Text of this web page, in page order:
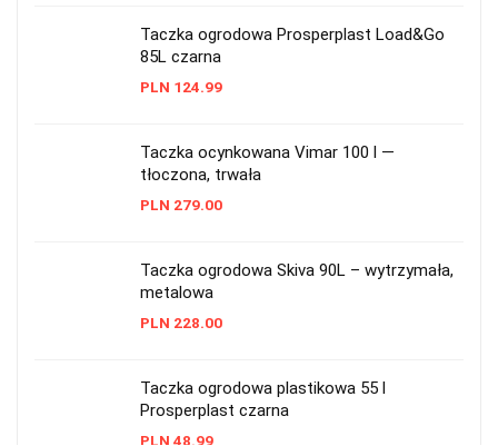
Taczka ogrodowa Prosperplast Load&Go
85L czarna
PLN 124.99
Taczka ocynkowana Vimar 100 l —
tłoczona, trwała
PLN 279.00
Taczka ogrodowa Skiva 90L – wytrzymała,
metalowa
PLN 228.00
Taczka ogrodowa plastikowa 55 l
Prosperplast czarna
PLN 48.99